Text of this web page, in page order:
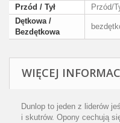
Przód / Tył
Przód/
Dętkowa /
Bezdętkowa
WIĘCEJ
Dunlop to jeden z liderów
i skutrów. Opony cechują